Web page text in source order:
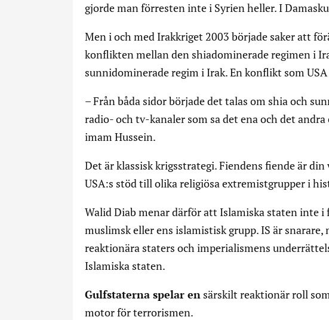
gjorde man förresten inte i Syrien heller. I
Men i och med Irakkriget 2003 började saker att
konflikten mellan den shiadominerade regimen i
sunnidominerade regim i Irak. En konflikt som
– Från båda sidor började det talas om shia och
radio- och tv-kanaler som sa det ena och det
imam Hussein.
Det är klassisk krigsstrategi. Fiendens fiende är
USA:s stöd till olika religiösa extremistgrupper i
Walid Diab menar därför att Islamiska staten inte i
muslimsk eller ens islamistisk grupp. IS är
reaktionära staters och imperialismens
Islamiska staten.
Gulfstaterna spelar en särskilt reaktionär roll
motor för terrorismen.